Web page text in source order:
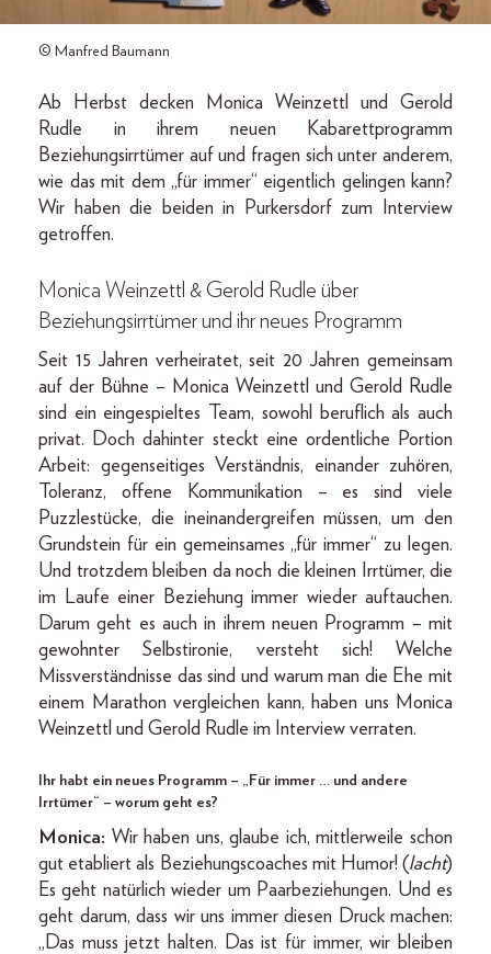
© Manfred Baumann
Ab Herbst decken Monica Weinzettl und Gerold
Rudle in ihrem neuen Kabarettprogramm
Beziehungsirrtümer auf und fragen sich unter anderem,
wie das mit dem „für immer“ eigentlich gelingen kann?
Wir haben die beiden in Purkersdorf zum Interview
getroffen.
Monica Weinzettl & Gerold Rudle über
Beziehungsirrtümer und ihr neues Programm
Seit 15 Jahren verheiratet, seit 20 Jahren gemeinsam
auf der Bühne – Monica Weinzettl und Gerold Rudle
sind ein eingespieltes Team, sowohl beruflich als auch
privat. Doch dahinter steckt eine ordentliche Portion
Arbeit: gegenseitiges Verständnis, einander zuhören,
Toleranz, offene Kommunikation – es sind viele
Puzzlestücke, die ineinandergreifen müssen, um den
Grundstein für ein gemeinsames „für immer“ zu legen.
Und trotzdem bleiben da noch die kleinen Irrtümer, die
im Laufe einer Beziehung immer wieder auftauchen.
Darum geht es auch in ihrem neuen Programm – mit
gewohnter Selbstironie, versteht sich! Welche
Missverständnisse das sind und warum man die Ehe mit
einem Marathon vergleichen kann, haben uns Monica
Weinzettl und Gerold Rudle im Interview verraten.
Ihr habt ein neues Programm – „Für immer … und andere
Irrtümer“ – worum geht es?
Monica: Wir haben uns, glaube ich, mittlerweile schon
gut etabliert als Beziehungscoaches mit Humor! (lacht)
Es geht natürlich wieder um Paarbeziehungen. Und es
geht darum, dass wir uns immer diesen Druck machen:
„Das muss jetzt halten. Das ist für immer, wir bleiben